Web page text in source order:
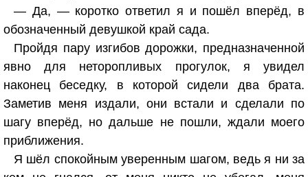
— Да, — коротко ответил я и пошёл вперёд, в
обозначенный девушкой край сада.
Пройдя пару изгибов дорожки, предназначенной
явно для неторопливых прогулок, я увидел
наконец беседку, в которой сидели два брата.
Заметив меня издали, они встали и сделали по
шагу вперёд, но дальше не пошли, ждали моего
приближения.
Я шёл спокойным уверенным шагом, ведь я ни за